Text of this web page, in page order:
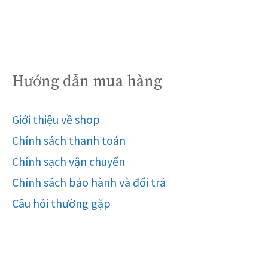
Hướng dẫn mua hàng
Giới thiệu về shop
Chính sách thanh toán
Chính sạch vận chuyển
Chính sách bảo hành và đổi trả
Câu hỏi thường gặp